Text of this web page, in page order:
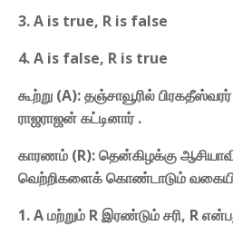
3. A is true, R is false
4. A is false, R is true
கூற்று (A): தஞ்சாவூரில்
ராஜராஜன் கட்டினார் .
காரணம் (R): தென்கிழக்கு
வெற்றிகளைக் கொண்டாடும்
1. A மற்றும் R இரண்டும் சரி, R